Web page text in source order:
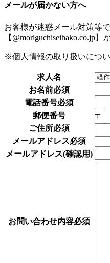
メールが届かない方へ
お客様が迷惑メール対策等
【@moriguchiseihako.co.jp
※個人情報の取り扱いについ
求人名
お名前必須
電話番号必須
郵便番号
〒
ご住所必須
メールアドレス必須
メールアドレス(確認用)
お問い合わせ内容必須